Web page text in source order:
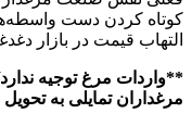
کوتاه کردن دست
التهاب قیمت در بازار
**واردات مرغ توجیه
مرغداران تمایلی به